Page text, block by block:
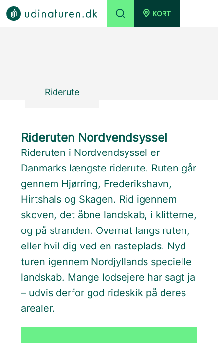
KORT
Riderute
Rideruten Nordvendsyssel
Rideruten i Nordvendsyssel er
Danmarks længste riderute. Ruten går
gennem Hjørring, Frederikshavn,
Hirtshals og Skagen. Rid igennem
skoven, det åbne landskab, i klitterne,
og på stranden. Overnat langs ruten,
eller hvil dig ved en rasteplads. Nyd
turen igennem Nordjyllands specielle
landskab. Mange lodsejere har sagt ja
– udvis derfor god rideskik på deres
arealer.